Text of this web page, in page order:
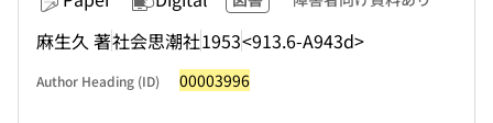
麻生久 著社会思潮社1953<913.6-A943d>
Author Heading (ID) 00003996